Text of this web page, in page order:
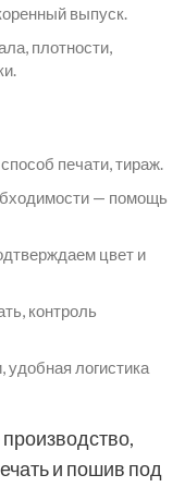
выпуск.
плотности,
печати, тираж.
— помощь
цвет и
контроль
удобная логистика
и пошив под